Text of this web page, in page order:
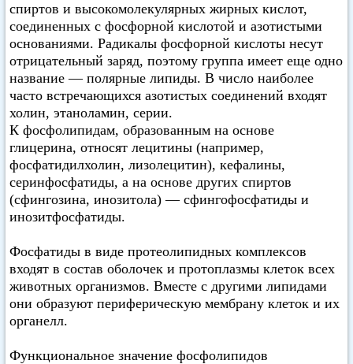
спиртов и высокомолекулярных жирных кислот,
соединенных с фосфорной кислотой и азотистыми
основаниями. Радикалы фосфорной кислоты несут
отрицательный заряд, поэтому группа имеет еще одно
название — полярные липиды. В число наиболее
часто встречающихся азотистых соединений входят
холин, этаноламин, серии.
К фосфолипидам, образованным на основе
глицерина, относят лецитины (например,
фосфатидилхолин, лизолецитин), кефалины,
серинфосфатиды, а на основе других спиртов
(сфингозина, инозитола) — сфингофосфатиды и
инозитфосфатиды.
Фосфатиды в виде протеолипидных комплексов
входят в состав оболочек и протоплазмы клеток всех
животных организмов. Вместе с другими липидами
они образуют периферическую мембрану клеток и их
органелл.
Функциональное значение фосфолипидов